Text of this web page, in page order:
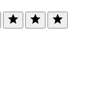
star star
star